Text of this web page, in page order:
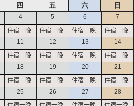
四 五 六 日
4 5 6 7
11 12 13 14
18 19 20 21
25 26 27 28